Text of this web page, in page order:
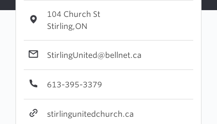
104 Church St
Stirling,ON
StirlingUnited@bellnet.ca
613-395-3379
stirlingunitedchurch.ca